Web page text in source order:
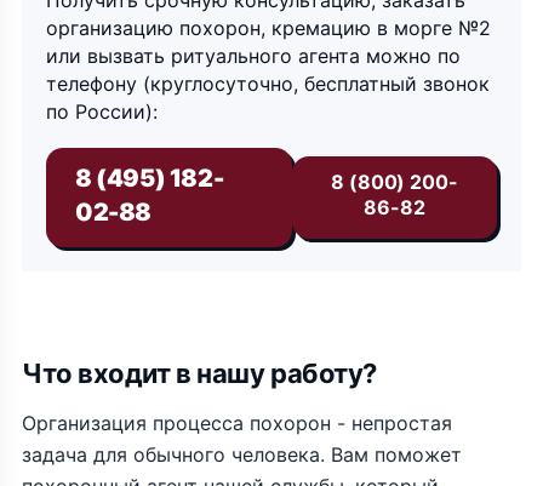
организацию похорон, кремацию в морге №2
или вызвать ритуального агента можно по
телефону (круглосуточно, бесплатный звонок
по России):
8 (495) 182-
02-88
8 (800) 200-
86-82
Что входит в нашу работу?
Организация процесса похорон - непростая
задача для обычного человека. Вам поможет